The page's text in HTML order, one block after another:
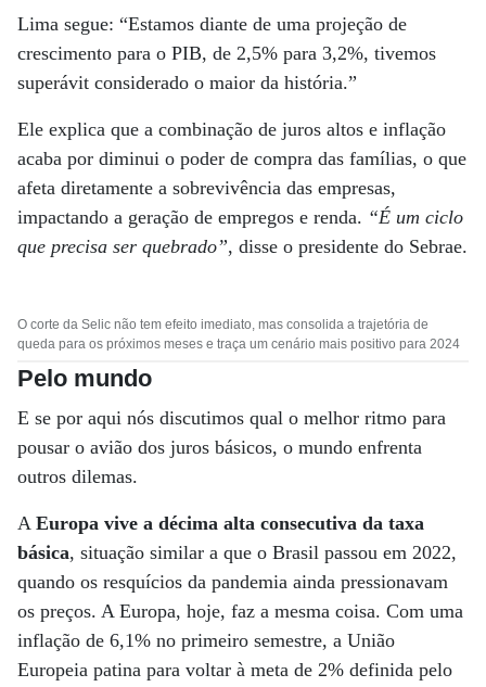
Lima segue: “Estamos diante de uma projeção de
crescimento para o PIB, de 2,5% para 3,2%, tivemos
superávit considerado o maior da história.”
Ele explica que a combinação de juros altos e inflação
acaba por diminui o poder de compra das famílias, o que
afeta diretamente a sobrevivência das empresas,
impactando a geração de empregos e renda. “É um ciclo
que precisa ser quebrado”, disse o presidente do Sebrae.
O corte da Selic não tem efeito imediato, mas consolida a trajetória de
queda para os próximos meses e traça um cenário mais positivo para 2024
Pelo mundo
E se por aqui nós discutimos qual o melhor ritmo para
pousar o avião dos juros básicos, o mundo enfrenta
outros dilemas.
A Europa vive a décima alta consecutiva da taxa
básica, situação similar a que o Brasil passou em 2022,
quando os resquícios da pandemia ainda pressionavam
os preços. A Europa, hoje, faz a mesma coisa. Com uma
inflação de 6,1% no primeiro semestre, a União
Europeia patina para voltar à meta de 2% definida pelo